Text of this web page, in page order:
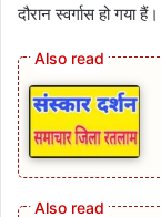
दौरान स्वर्गास हो गया हैं।